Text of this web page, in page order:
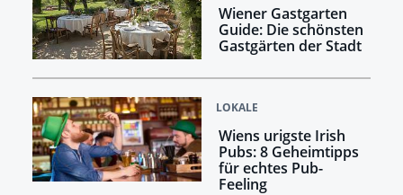
Wiener Gastgarten
Guide: Die schönsten
Gastgärten der Stadt
LOKALE
Wiens urigste Irish
Pubs: 8 Geheimtipps
für echtes Pub-
Feeling